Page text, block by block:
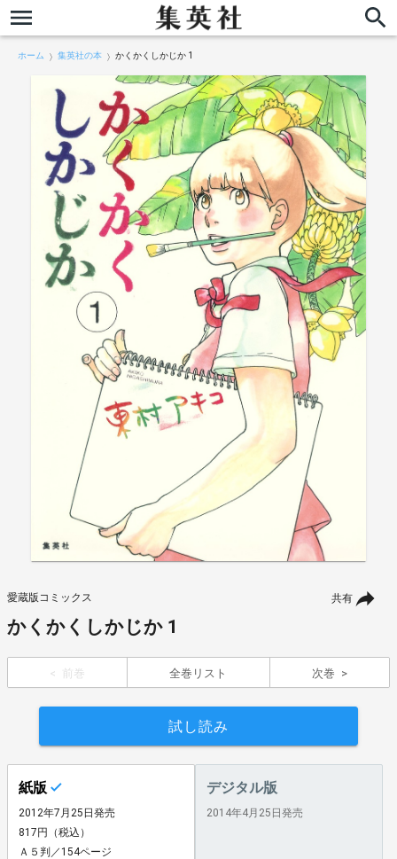
ホーム 集英社の本 かくかくしかじか 1
共有
愛蔵版コミックス
かくかくしかじか 1
前巻 全巻リスト 次巻
試し読み
紙版
2012年7月25日発売
817円（税込）
Ａ５判／154ページ
デジタル版
2014年4月25日発売